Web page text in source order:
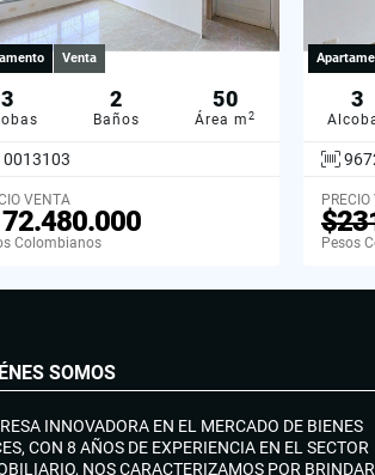
Venta
3 2
Baños
50
Área m 2
VENTA
Colombianos
3
Pesos
SOMOS
INNOVADORA EN EL MERCADO DE BIENES
CON 8 AÑOS DE EXPERIENCIA EN EL SECTOR
NOS CARACTERIZAMOS POR BRINDAR